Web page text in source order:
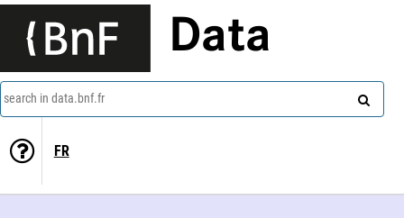
Data
search in data.bnf.fr
FR